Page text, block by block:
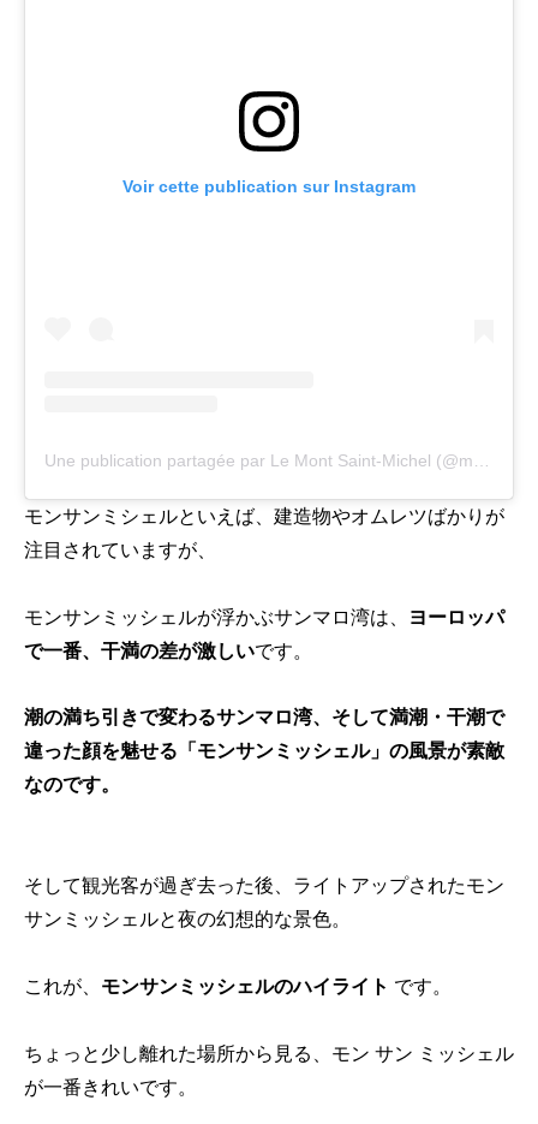
Voir cette publication sur Instagram
モンサンミシェルといえば、建造物やオムレツばかりが
注目されていますが、
モンサンミッシェルが浮かぶサンマロ湾は、
ヨーロッパ
で一番、干満の差が激しいです。
潮の満ち引きで変わるサンマロ湾、そして満潮・干潮で
違った顔を魅せる「モンサンミッシェル」の風景が素敵
なのです。
そして観光客が過ぎ去った後、ライトアップされたモン
サンミッシェルと夜の幻想的な景色。
これが、 モンサンミッシェルのハイライト です。
ちょっと少し離れた場所から見る、モン サン ミッシェル
が一番きれいです。